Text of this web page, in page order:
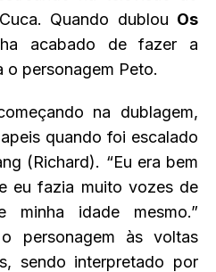
Quando dublou Os
acabado de fazer a
o personagem Peto.
na dublagem,
quando foi escalado
(Richard). “Eu era bem
eu fazia muito vozes de
idade mesmo.”
personagem às voltas
sendo interpretado por